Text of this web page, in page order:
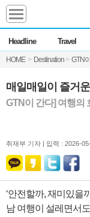
Headline Travel
HOME > Destination > GTN
Headline
전체 News
Commentary Opinion
Focus Marketing
ZoomIn
Transfer
Destination
매일매일이 즐거
GTN이 간다] 여행의
취재부 기자 | 입력 : 2026-
‘안전할까, 재미있을
남 여행이 설레면서